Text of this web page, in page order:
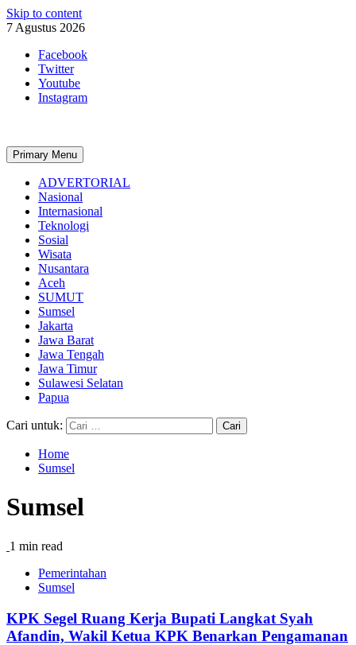
Skip to content
7 Agustus 2026
Facebook
Twitter
Youtube
Instagram
Primary Menu
ADVERTORIAL
Nasional
Internasional
Teknologi
Sosial
Wisata
Nusantara
Aceh
SUMUT
Sumsel
Jakarta
Jawa Barat
Jawa Tengah
Jawa Timur
Sulawesi Selatan
Papua
Cari untuk:
Home
Sumsel
Sumsel
1 min read
Pemerintahan
Sumsel
KPK Segel Ruang Kerja Bupati Langkat Syah
Afandin, Wakil Ketua KPK Benarkan Pengamanan